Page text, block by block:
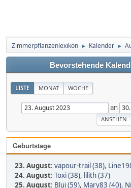
Zimmerpflanzenlexikon ► Kalender ►
Bevorstehende
LISTE MONAT WOCHE
an
Geburtstage
23. August: vapour-trail (38),
24. August: Toxi (38), lilith (37)
25. August: Blui (59), Mary83 (40),